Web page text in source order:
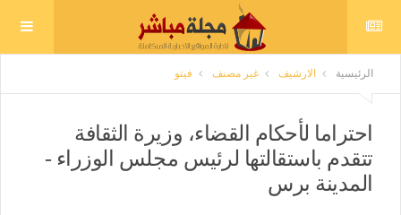
الرئيسية الارشيف غير مصنف فيتو
احتراما لأحكام القضاء، وزيرة الثقافة
تتقدم باستقالتها لرئيس مجلس الوزراء -
المدينة برس